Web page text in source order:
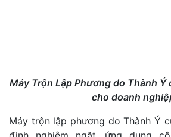
Máy Trộn Lập Phương do Thành Ý
cho doanh
Máy trộn lập phương do Thành Ý